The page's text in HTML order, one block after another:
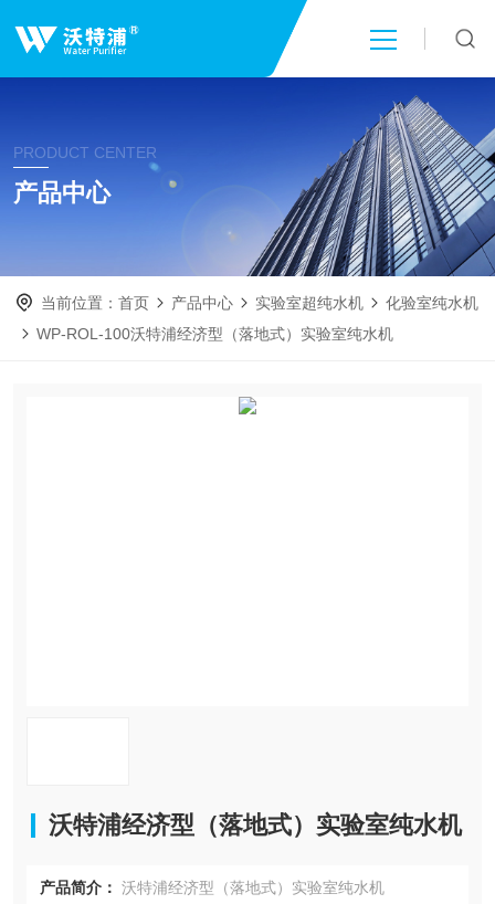
产品中心
新闻中心
PRODUCT CENTER
产品中心
当前位置：首页 产品中心 实验室超纯水机
化验室纯水机
WP-ROL-100沃特浦经济型（落地式）实验室纯水机
沃特浦经济型（落地式）实验室纯水机
产品简介： 沃特浦经济型（落地式）实验室纯水机